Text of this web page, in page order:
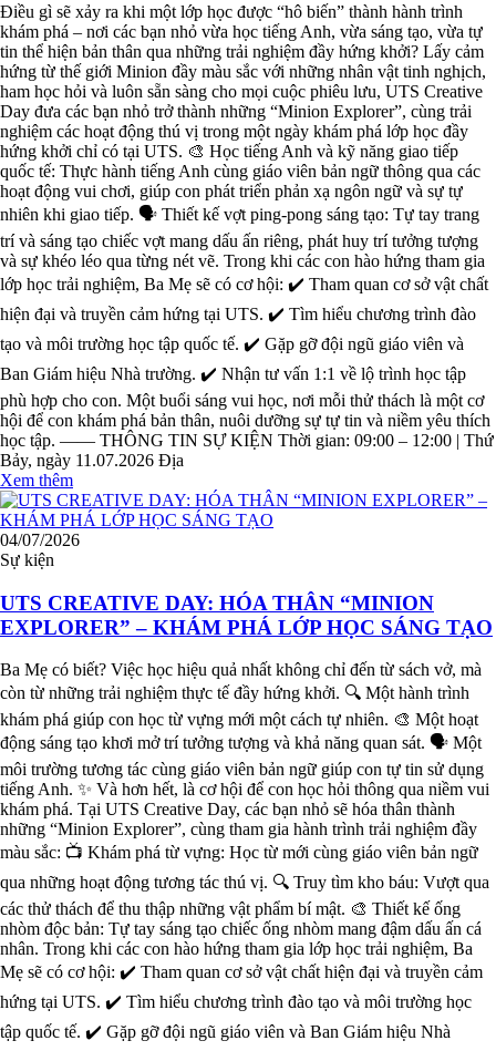
Điều gì sẽ xảy ra khi một lớp học được “hô biến” thành hành trình
khám phá – nơi các bạn nhỏ vừa học tiếng Anh, vừa sáng tạo, vừa tự
tin thể hiện bản thân qua những trải nghiệm đầy hứng khởi? Lấy cảm
hứng từ thế giới Minion đầy màu sắc với những nhân vật tinh nghịch,
ham học hỏi và luôn sẵn sàng cho mọi cuộc phiêu lưu, UTS Creative
Day đưa các bạn nhỏ trở thành những “Minion Explorer”, cùng trải
nghiệm các hoạt động thú vị trong một ngày khám phá lớp học đầy
hứng khởi chỉ có tại UTS. 🎨 Học tiếng Anh và kỹ năng giao tiếp
quốc tế: Thực hành tiếng Anh cùng giáo viên bản ngữ thông qua các
hoạt động vui chơi, giúp con phát triển phản xạ ngôn ngữ và sự tự
nhiên khi giao tiếp. 🗣️ Thiết kế vợt ping-pong sáng tạo: Tự tay trang
trí và sáng tạo chiếc vợt mang dấu ấn riêng, phát huy trí tưởng tượng
và sự khéo léo qua từng nét vẽ. Trong khi các con hào hứng tham gia
lớp học trải nghiệm, Ba Mẹ sẽ có cơ hội: ✔️ Tham quan cơ sở vật chất
hiện đại và truyền cảm hứng tại UTS. ✔️ Tìm hiểu chương trình đào
tạo và môi trường học tập quốc tế. ✔️ Gặp gỡ đội ngũ giáo viên và
Ban Giám hiệu Nhà trường. ✔️ Nhận tư vấn 1:1 về lộ trình học tập
phù hợp cho con. Một buổi sáng vui học, nơi mỗi thử thách là một cơ
hội để con khám phá bản thân, nuôi dưỡng sự tự tin và niềm yêu thích
học tập. —— THÔNG TIN SỰ KIỆN Thời gian: 09:00 – 12:00 | Thứ
Bảy, ngày 11.07.2026 Địa
Xem thêm
04/07/2026
Sự kiện
UTS CREATIVE DAY: HÓA THÂN “MINION
EXPLORER” – KHÁM PHÁ LỚP HỌC SÁNG TẠO
Ba Mẹ có biết? Việc học hiệu quả nhất không chỉ đến từ sách vở, mà
còn từ những trải nghiệm thực tế đầy hứng khởi. 🔍 Một hành trình
khám phá giúp con học từ vựng mới một cách tự nhiên. 🎨 Một hoạt
động sáng tạo khơi mở trí tưởng tượng và khả năng quan sát. 🗣️ Một
môi trường tương tác cùng giáo viên bản ngữ giúp con tự tin sử dụng
tiếng Anh. ✨ Và hơn hết, là cơ hội để con học hỏi thông qua niềm vui
khám phá. Tại UTS Creative Day, các bạn nhỏ sẽ hóa thân thành
những “Minion Explorer”, cùng tham gia hành trình trải nghiệm đầy
màu sắc: 📺 Khám phá từ vựng: Học từ mới cùng giáo viên bản ngữ
qua những hoạt động tương tác thú vị. 🔍 Truy tìm kho báu: Vượt qua
các thử thách để thu thập những vật phẩm bí mật. 🎨 Thiết kế ống
nhòm độc bản: Tự tay sáng tạo chiếc ống nhòm mang đậm dấu ấn cá
nhân. Trong khi các con hào hứng tham gia lớp học trải nghiệm, Ba
Mẹ sẽ có cơ hội: ✔️ Tham quan cơ sở vật chất hiện đại và truyền cảm
hứng tại UTS. ✔️ Tìm hiểu chương trình đào tạo và môi trường học
tập quốc tế. ✔️ Gặp gỡ đội ngũ giáo viên và Ban Giám hiệu Nhà